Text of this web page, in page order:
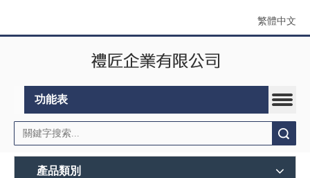
繁體中文
功能表
產品類別